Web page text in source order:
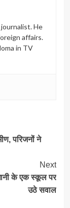
He
affairs.
in TV
परिजनों ने
Next
के एक स्कूल पर
उठे सवाल